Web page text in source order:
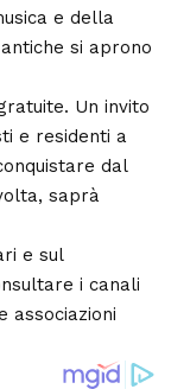
e della
si aprono
Un invito
e residenti a
dal
saprà
e sul
i canali
associazioni